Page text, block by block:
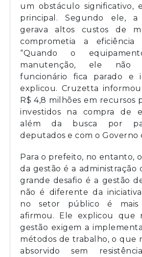
um obstáculo significativo,
principal. Segundo ele,
gerava altos custos de
comprometia a eficiência
“Quando o
manutenção, ele não
funcionário fica parado e
explicou. Cruzetta
R$ 4,8 milhões em recursos
investidos na compra de
além da busca por
deputados e com o Governo
Para o prefeito, no entanto,
da gestão é a administração
grande desafio é a gestão
não é diferente da
no setor público é mais
afirmou. Ele explicou que
gestão exigem a
métodos de trabalho, o que
absorvido sem